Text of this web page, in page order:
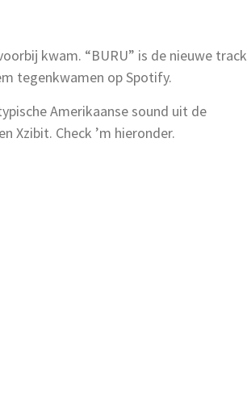
kwam. “BURU” is de nieuwe track
tegenkwamen op Spotify.
Amerikaanse sound uit de
Xzibit. Check ’m hieronder.